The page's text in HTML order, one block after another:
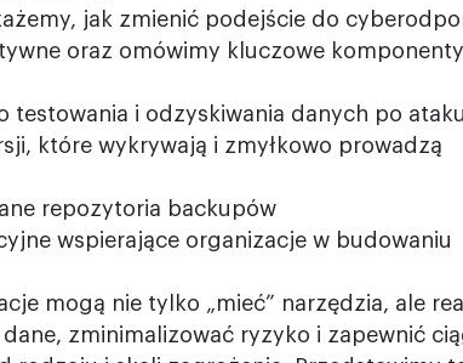
jak zmienić podejście do
oraz omówimy kluczowe
testowania i odzyskiwania danych po ataku
które wykrywają i zmyłkowo prowadzą
repozytoria backupów
wspierające organizacje w budowaniu
mogą nie tylko „mieć” narzędzia, ale
zminimalizować ryzyko i zapewnić